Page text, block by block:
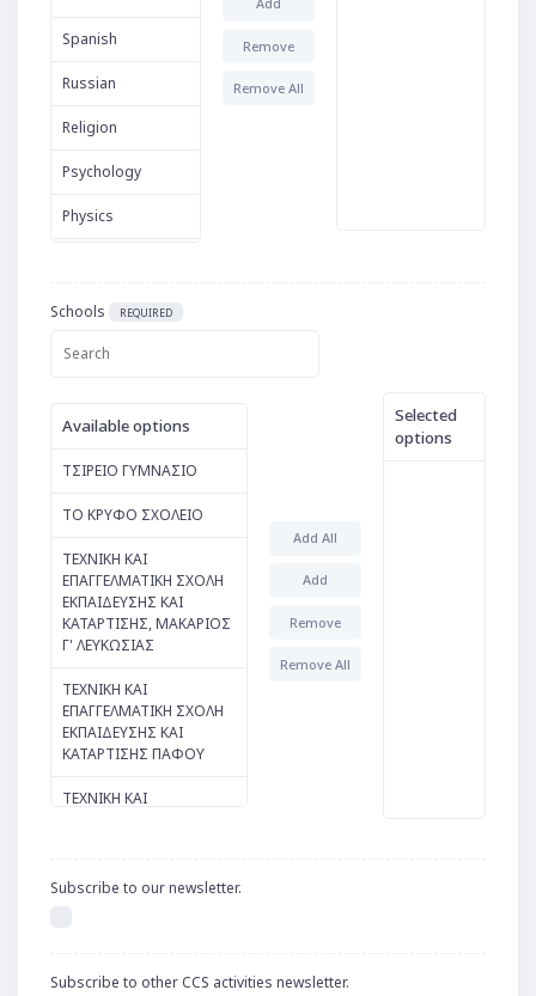
Spanish
Russian
Religion
Psychology
Physics
Philological
Music
Kindergarten
Computer Science
Home Economics
Gymnastics
German
Geology
Geography
English
Commercial /
Remove
Remove All
Schools REQUIRED
Available options
ΤΣΙΡΕΙΟ ΓΥΜΝΑΣΙΟ
ΤΟ ΚΡΥΦΟ ΣΧΟΛΕΙΟ
ΤΕΧΝΙΚΗ ΚΑΙ
ΕΠΑΓΓΕΛΜΑΤΙΚΗ ΣΧΟΛΗ
ΕΚΠΑΙΔΕΥΣΗΣ ΚΑΙ
ΚΑΤΑΡΤΙΣΗΣ, ΜΑΚΑΡΙΟΣ
Γ' ΛΕΥΚΩΣΙΑΣ
ΤΕΧΝΙΚΗ ΚΑΙ
ΕΠΑΓΓΕΛΜΑΤΙΚΗ ΣΧΟΛΗ
ΕΚΠΑΙΔΕΥΣΗΣ ΚΑΙ
ΚΑΤΑΡΤΙΣΗΣ ΠΑΦΟΥ
ΤΕΧΝΙΚΗ ΚΑΙ
ΠΑΡΑΛΙΜΝΙΟΥ
ΕΚΠΑΙΔΕΥΣΗΣ ΚΑΙ
Add All
Add
Remove
Remove All
Selected
options
Subscribe to our newsletter.
Subscribe to other CCS activities newsletter.